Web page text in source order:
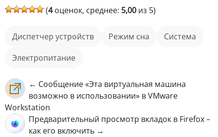
(4оценок, среднее: 5,00 из 5)
Диспетчер устройств режим сна
Система
Электропитание
← Сообщение «Эта виртуальная машина
возможно в использовании» в VMware
Workstation
Предварительный просмотр вкладок в Firefox –
как его включить →